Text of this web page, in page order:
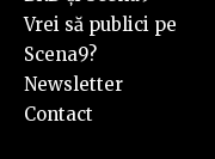
Vrei să publici pe
Scena9?
Newsletter
Contact